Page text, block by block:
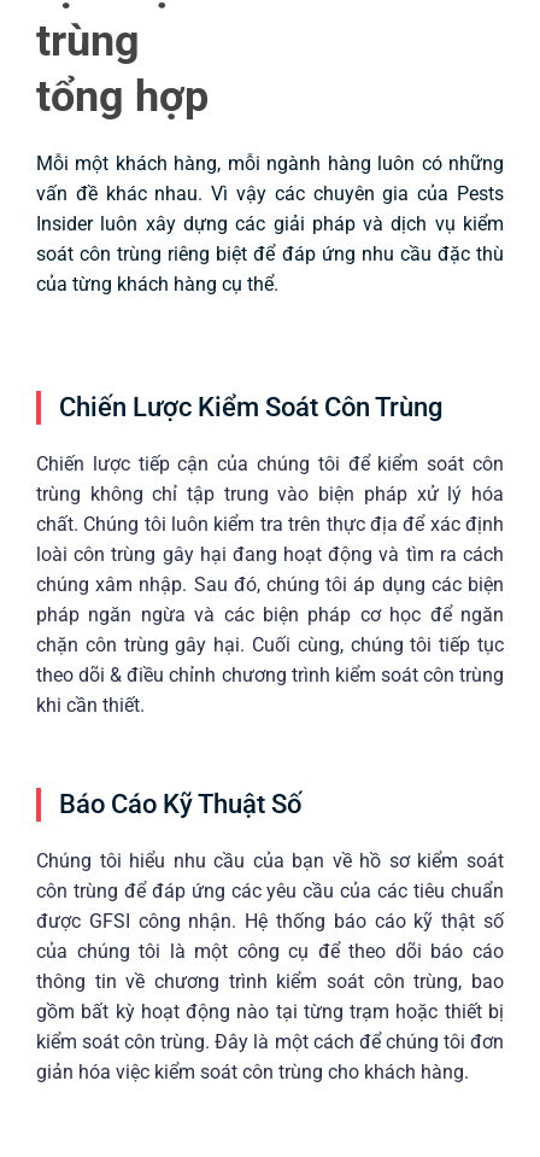
trùng
tổng hợp
Mỗi một khách hàng, mỗi ngành hàng luôn có những
vấn đề khác nhau. Vì vậy các chuyên gia của Pests
Insider luôn xây dựng các giải pháp và dịch vụ kiểm
soát côn trùng riêng biệt để đáp ứng nhu cầu đặc thù
của từng khách hàng cụ thể.
Chiến Lược Kiểm Soát Côn Trùng
Chiến lược tiếp cận của chúng tôi để kiểm soát côn
trùng không chỉ tập trung vào biện pháp xử lý hóa
chất. Chúng tôi luôn kiểm tra trên thực địa để xác định
loài côn trùng gây hại đang hoạt động và tìm ra cách
chúng xâm nhập. Sau đó, chúng tôi áp dụng các biện
pháp ngăn ngừa và các biện pháp cơ học để ngăn
chặn côn trùng gây hại. Cuối cùng, chúng tôi tiếp tục
theo dõi & điều chỉnh chương trình kiểm soát côn trùng
khi cần thiết.
Báo Cáo Kỹ Thuật Số
Chúng tôi hiểu nhu cầu của bạn về hồ sơ kiểm soát
côn trùng để đáp ứng các yêu cầu của các tiêu chuẩn
được GFSI công nhận. Hệ thống báo cáo kỹ thật số
của chúng tôi là một công cụ để theo dõi báo cáo
thông tin về chương trình kiểm soát côn trùng, bao
gồm bất kỳ hoạt động nào tại từng trạm hoặc thiết bị
kiểm soát côn trùng. Đây là một cách để chúng tôi đơn
giản hóa việc kiểm soát côn trùng cho khách hàng.